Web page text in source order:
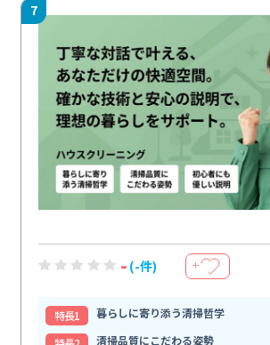
7
- (-件) ＋
特⻑1
暮らしに寄り添う清掃哲学
清掃品質にこだわる姿勢